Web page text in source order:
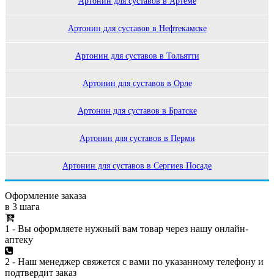
Артонин для суставов в Нефтекамске
Артонин для суставов в Тольятти
Артонин для суставов в Орле
Артонин для суставов в Братске
Артонин для суставов в Перми
Артонин для суставов в Сергиев Посаде
Оформление заказа
в 3 шага
1 - Вы оформляете нужный вам товар через нашу онлайн-
аптеку
2 - Наш менеджер свяжется с вами по указанному телефону и
подтвердит заказ